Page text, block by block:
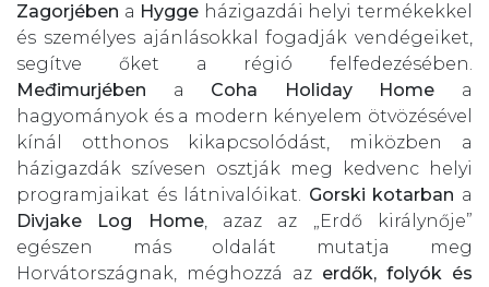
Zagorjében a Hygge házigazdái helyi termékekkel
és személyes ajánlásokkal fogadják vendégeiket,
segítve őket a régió felfedezésében.
Međimurjében a Coha Holiday Home a
hagyományok és a modern kényelem ötvözésével
kínál otthonos kikapcsolódást, miközben a
házigazdák szívesen osztják meg kedvenc helyi
programjaikat és látnivalóikat. Gorski kotarban a
Divjake Log Home, azaz az „Erdő királynője”
egészen más oldalát mutatja meg
Horvátországnak, méghozzá az erdők, folyók és